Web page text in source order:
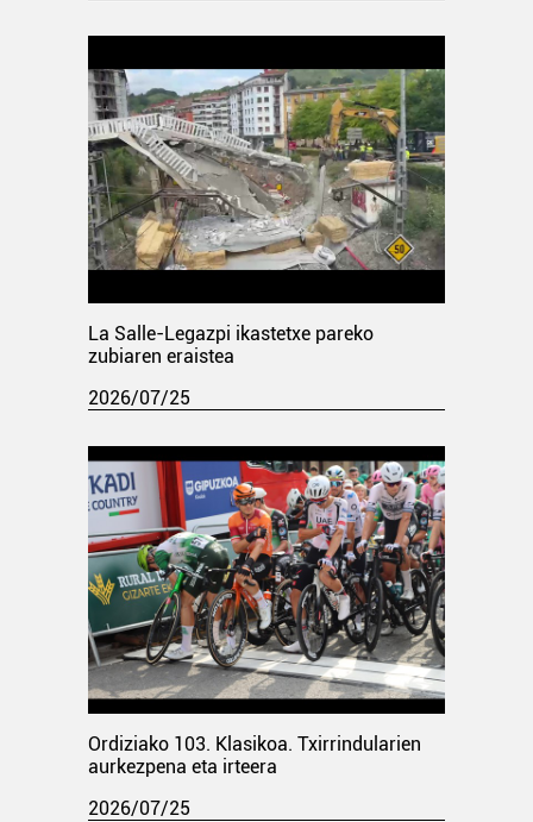
La Salle-Legazpi ikastetxe pareko
zubiaren eraistea
2026/07/25
Ordiziako 103. Klasikoa. Txirrindularien
aurkezpena eta irteera
2026/07/25